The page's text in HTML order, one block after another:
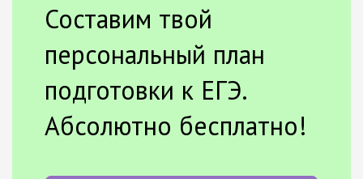
Составим твой
персональный план
подготовки к ЕГЭ.
Абсолютно бесплатно!